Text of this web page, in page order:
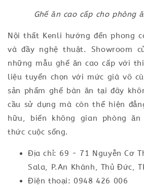
Ghế ăn cao cấp cho phòng
Nội thất Kenli hướng đến phong
và đầy nghệ thuật. Showroom
những mẫu ghế ăn cao cấp với
liệu tuyển chọn với mức giá vô
sản phẩm ghế bàn ăn tại đây
cầu sử dụng mà còn thể hiện
hữu, biến không gian phòng
thức cuộc sống.
Địa chỉ: 69 - 71 Nguyễn Cơ
Sala, P.An Khánh, Thủ Đức,
Điện thoại: 0948 426 006